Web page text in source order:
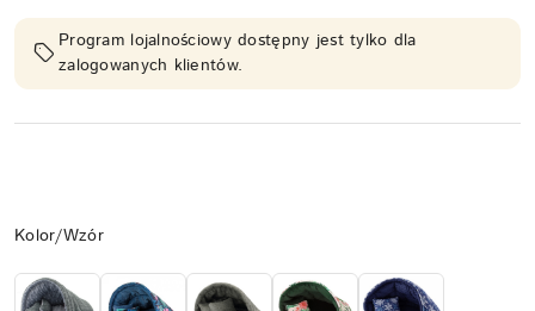
Program lojalnościowy dostępny jest tylko dla
zalogowanych klientów.
Wariant
Kolor/Wzór